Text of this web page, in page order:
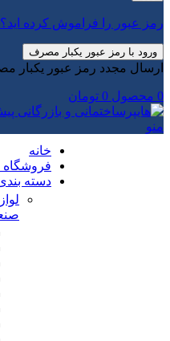
رمز عبور را فراموش کرده اید؟
ورود با رمز عبور یکبار مصرف
ارسال مجدد رمز عبور یکبار
0 محصول 0 تومان
منو
خانه
فروشگاه
دسته